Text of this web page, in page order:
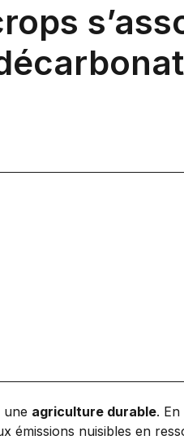
une agriculture durable.
émissions nuisibles en